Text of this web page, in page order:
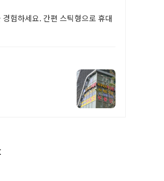
험하세요. 간편 스틱형으로 휴대